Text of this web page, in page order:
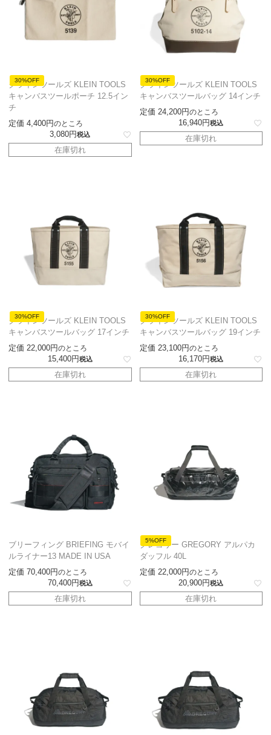
30%OFF
クラインツールズ KLEIN TOOLS
キャンバスツールポーチ 12.5イン
チ
定価 4,400 のところ
3,080 税込
在庫切れ
30%OFF
クラインツールズ KLEIN TOOLS
キャンバスツールバッグ 14インチ
定価 24,200 のところ
16,940 税込
在庫切れ
30%OFF
クラインツールズ KLEIN TOOLS
キャンバスツールバッグ 17インチ
定価 22,000 のところ
15,400 税込
在庫切れ
30%OFF
クラインツールズ KLEIN TOOLS
キャンバスツールバッグ 19インチ
定価 23,100 のところ
16,170 税込
在庫切れ
ブリーフィング BRIEFING モバイ
ルライナー13 MADE IN USA
定価 70,400 のところ
70,400 税込
在庫切れ
5%OFF
グレゴリー GREGORY アルパカ
ダッフル 40L
定価 22,000 のところ
20,900 税込
在庫切れ